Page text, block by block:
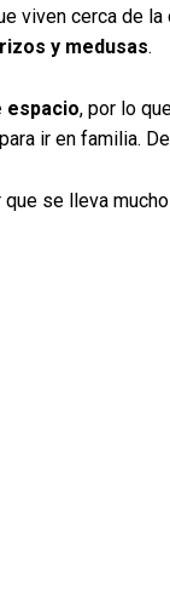
viven cerca de
y medusas.
espacio, por lo
ir en familia.
que se lleva